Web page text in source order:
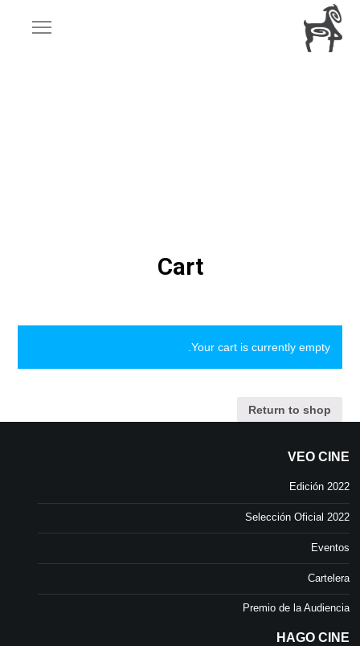
Cart
Your cart is currently empty.
Return to shop
VEO CINE
Edición 2022
Selección Oficial 2022
Eventos
Cartelera
Premio de la Audiencia
HAGO CINE